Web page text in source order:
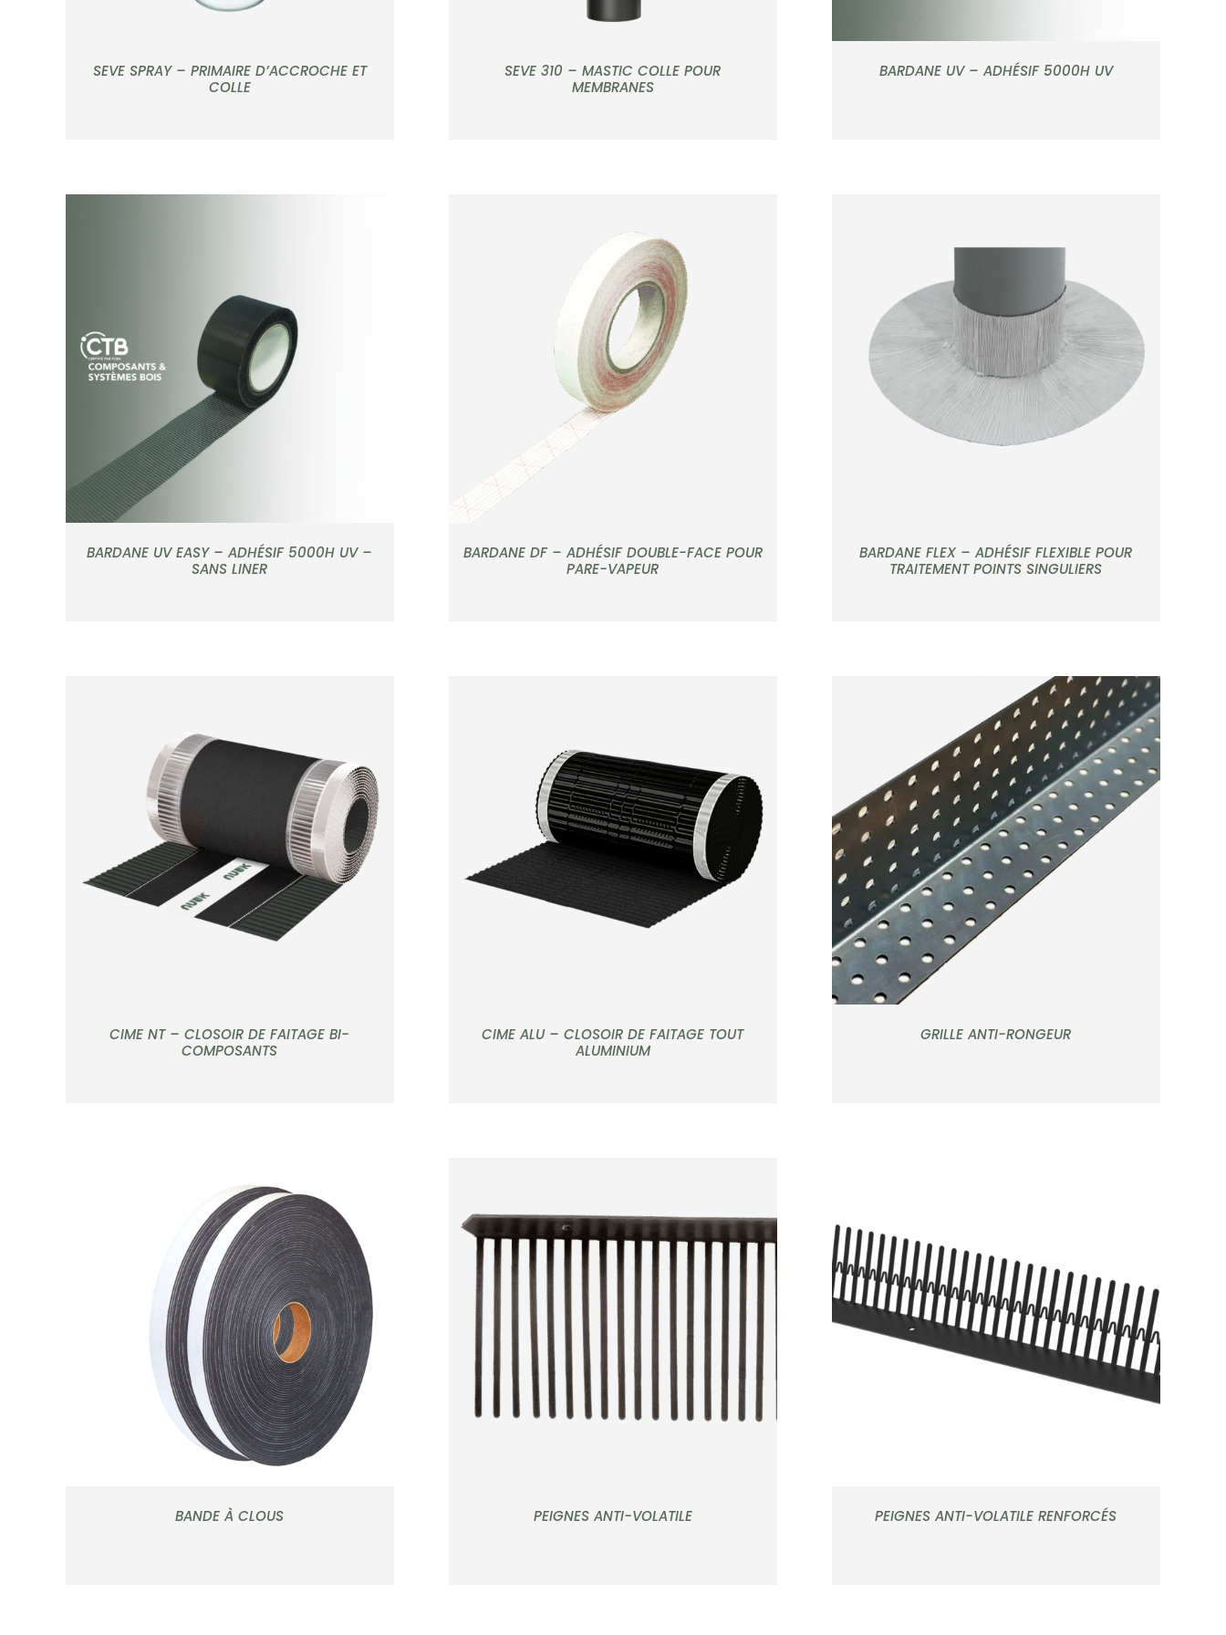
SEVE SPRAY – PRIMAIRE D’ACCROCHE ET
COLLE
SEVE 310 – MASTIC COLLE POUR
MEMBRANES
BARDANE UV – ADHÉSIF 5000H UV
APERÇU
BARDANE UV EASY – ADHÉSIF 5000H UV –
SANS LINER
APERÇU
BARDANE DF – ADHÉSIF DOUBLE-FACE POUR
PARE-VAPEUR
APERÇU
BARDANE FLEX – ADHÉSIF FLEXIBLE POUR
TRAITEMENT POINTS SINGULIERS
CIME NT – CLOSOIR DE FAITAGE BI-
COMPOSANTS
APERÇU
CIME ALU – CLOSOIR DE FAITAGE TOUT
ALUMINIUM
APERÇU
GRILLE ANTI-RONGEUR
APERÇU
BANDE À CLOUS PEIGNES ANTI-VOLATILE
APERÇU
PEIGNES ANTI-VOLATILE RENFORCÉS